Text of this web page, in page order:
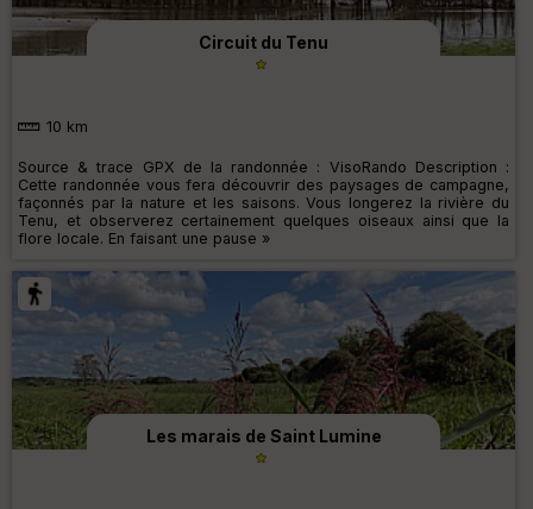
Circuit du Tenu
10 km
Source & trace GPX de la randonnée : VisoRando Description :
Cette randonnée vous fera découvrir des paysages de campagne,
façonnés par la nature et les saisons. Vous longerez la rivière du
Tenu, et observerez certainement quelques oiseaux ainsi que la
flore locale. En faisant une pause »
Les marais de Saint Lumine